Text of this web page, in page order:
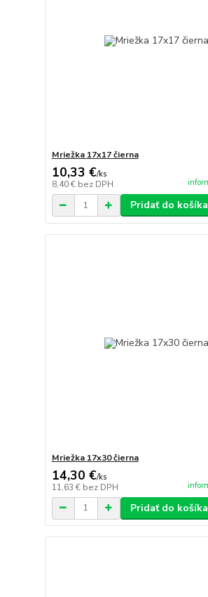
Mriežka 17x17 čierna
10,33 €/ks
8,40 € bez DPH
Pridať do košíka
Mriežka 17x30 čierna
14,30 €/ks
11,63 € bez DPH
Pridať do košíka